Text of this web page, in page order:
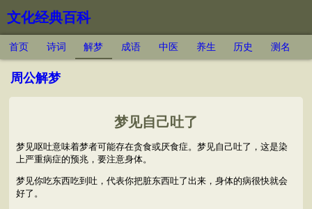
文化经典百科
首页 诗词 解梦 成语 中医 养生 历史 测名
周公解梦
梦见自己吐了
梦见呕吐意味着梦者可能存在贪食或厌食症。梦见自己吐了，这是染
上严重病症的预兆，要注意身体。
梦见你吃东西吃到吐，代表你把脏东西吐了出来，身体的病很快就会
好了。